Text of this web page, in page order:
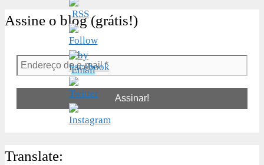
Assine o blog (grátis!)
Endereço
de
e-
*
Translate: